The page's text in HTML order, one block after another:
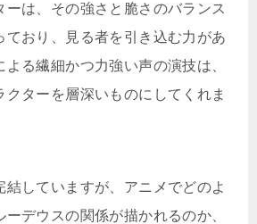
ーは、その強さと脆さのバランス
ており、見る者を引き込む力があ
よる繊細かつ力強い声の演技は、
クターを層深いものにしてくれま
結していますが、アニメでどのよ
ーデウスの関係が描かれるのか、